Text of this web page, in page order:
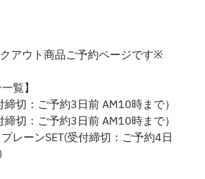
アウト商品ご予約ページです※
覧】
切：ご予約3日前 AM10時まで）
切：ご予約3日前 AM10時まで）
レーンSET(受付締切：ご予約4日